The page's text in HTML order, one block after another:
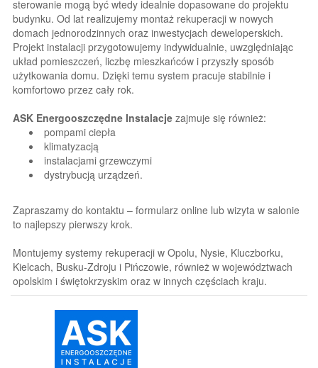
sterowanie mogą być wtedy idealnie dopasowane do projektu
budynku. Od lat realizujemy montaż rekuperacji w nowych
domach jednorodzinnych oraz inwestycjach deweloperskich.
Projekt instalacji przygotowujemy indywidualnie, uwzględniając
układ pomieszczeń, liczbę mieszkańców i przyszły sposób
użytkowania domu. Dzięki temu system pracuje stabilnie i
komfortowo przez cały rok.
ASK Energooszczędne Instalacje zajmuje się również:
pompami ciepła
klimatyzacją
instalacjami grzewczymi
dystrybucją urządzeń.
Zapraszamy do kontaktu – formularz online lub wizyta w salonie
to najlepszy pierwszy krok.
Montujemy systemy rekuperacji w Opolu, Nysie, Kluczborku,
Kielcach, Busku-Zdroju i Pińczowie, również w województwach
opolskim i świętokrzyskim oraz w innych częściach kraju.